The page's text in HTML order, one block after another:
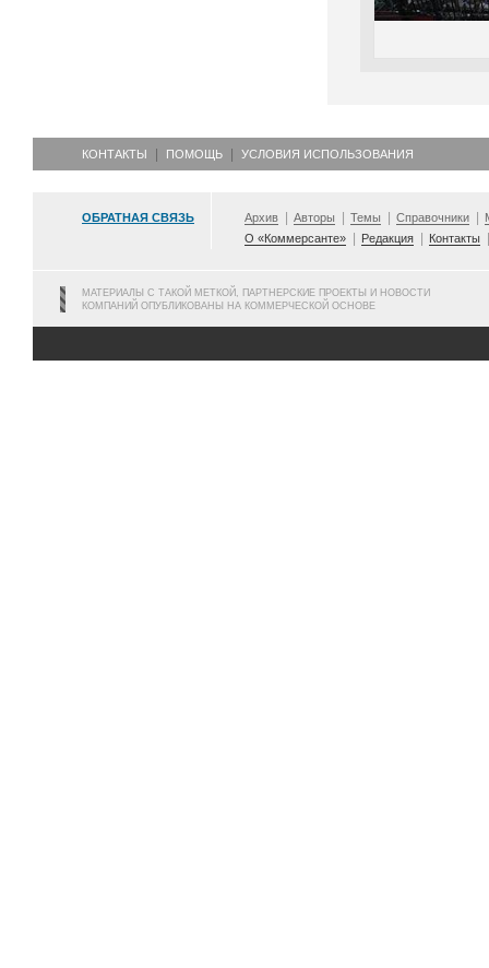
КОНТАКТЫ ПОМОЩЬ УСЛОВИЯ ИСПОЛЬЗОВАНИЯ
ОБРАТНАЯ СВЯЗЬ Архив Авторы Темы Справочники
О «Коммерсанте»
Редакция Контакты
МАТЕРИАЛЫ С ТАКОЙ МЕТКОЙ, ПАРТНЕРСКИЕ ПРОЕКТЫ И НОВОСТИ
КОМПАНИЙ ОПУБЛИКОВАНЫ НА КОММЕРЧЕСКОЙ ОСНОВЕ